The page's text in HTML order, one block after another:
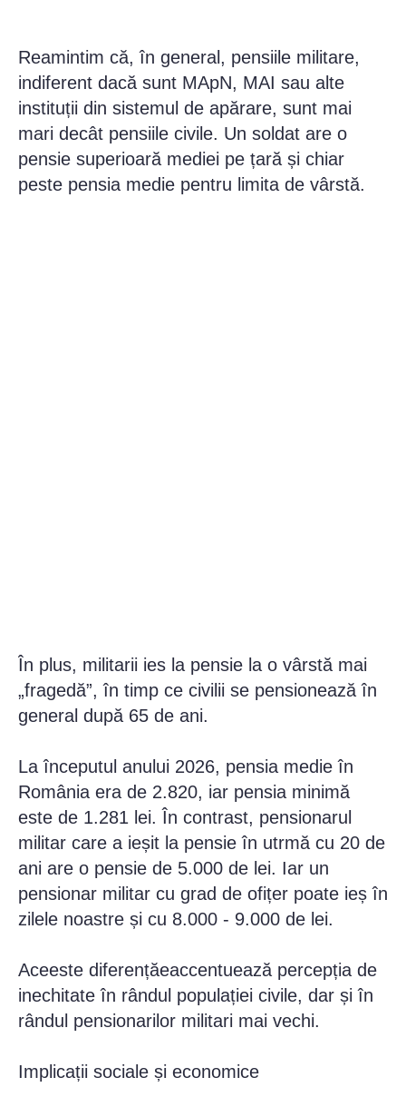
Reamintim că, în general, pensiile militare,
indiferent dacă sunt MApN, MAI sau alte
instituții din sistemul de apărare, sunt mai
mari decât pensiile civile. Un soldat are o
pensie superioară mediei pe țară și chiar
peste pensia medie pentru limita de vârstă.
În plus, militarii ies la pensie la o vârstă mai
„fragedă”, în timp ce civilii se pensionează în
general după 65 de ani.
La începutul anului 2026, pensia medie în
România era de 2.820, iar pensia minimă
este de 1.281 lei. În contrast, pensionarul
militar care a ieșit la pensie în utrmă cu 20 de
ani are o pensie de 5.000 de lei. Iar un
pensionar militar cu grad de ofițer poate ieș în
zilele noastre și cu 8.000 - 9.000 de lei.
Aceeste diferențăeaccentuează percepția de
inechitate în rândul populației civile, dar și în
rândul pensionarilor militari mai vechi.
Implicații sociale și economice